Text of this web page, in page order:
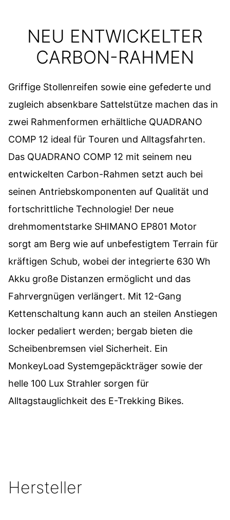
NEU ENTWICKELTER
CARBON-RAHMEN
Griffige Stollenreifen sowie eine gefederte und
zugleich absenkbare Sattelstütze machen das in
zwei Rahmenformen erhältliche QUADRANO
COMP 12 ideal für Touren und Alltagsfahrten.
Das QUADRANO COMP 12 mit seinem neu
entwickelten Carbon-Rahmen setzt auch bei
seinen Antriebskomponenten auf Qualität und
fortschrittliche Technologie! Der neue
drehmomentstarke SHIMANO EP801 Motor
sorgt am Berg wie auf unbefestigtem Terrain für
kräftigen Schub, wobei der integrierte 630 Wh
Akku große Distanzen ermöglicht und das
Fahrvergnügen verlängert. Mit 12-Gang
Kettenschaltung kann auch an steilen Anstiegen
locker pedaliert werden; bergab bieten die
Scheibenbremsen viel Sicherheit. Ein
MonkeyLoad Systemgepäckträger sowie der
helle 100 Lux Strahler sorgen für
Alltagstauglichkeit des E-Trekking Bikes.
Hersteller